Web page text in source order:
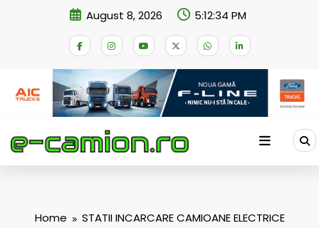
August 8, 2026 5:12:34 PM
Home STATII INCARCARE CAMIOANE ELECTRICE